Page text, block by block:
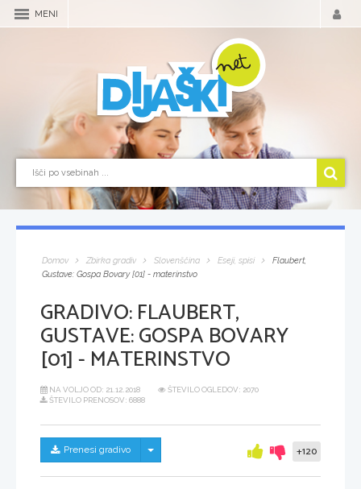
MENI
Domov Zbirka gradiv Slovenščina Eseji, spisi
Flaubert,
Gustave: Gospa Bovary [01] - materinstvo
GRADIVO:FLAUBERT,
GUSTAVE: GOSPA BOVARY
[01] - MATERINSTVO
NA VOLJO OD: 21.12.2018
ŠTEVILO OGLEDOV: 2070
ŠTEVILO PRENOSOV: 6888
Prenesi gradivo Skrij/prikaži meni +120